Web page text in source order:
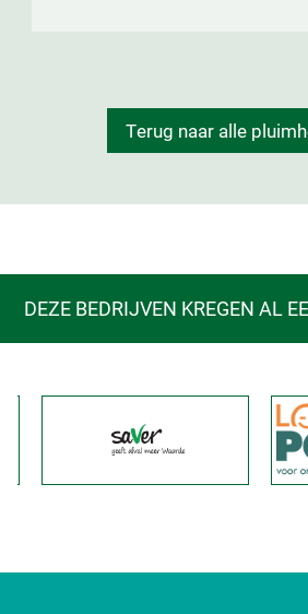
Terug naar alle
DEZE BEDRIJVEN KREGEN AL